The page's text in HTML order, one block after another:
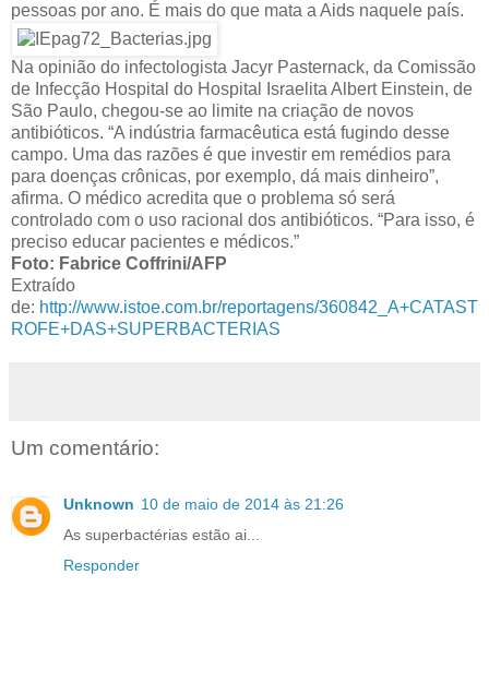
pessoas por ano. É mais do que mata a Aids naquele país.
Na opinião do infectologista Jacyr Pasternack, da Comissão
de Infecção Hospital do Hospital Israelita Albert Einstein, de
São Paulo, chegou-se ao limite na criação de novos
antibióticos. “A indústria farmacêutica está fugindo desse
campo. Uma das razões é que investir em remédios para
para doenças crônicas, por exemplo, dá mais dinheiro”,
afirma. O médico acredita que o problema só será
controlado com o uso racional dos antibióticos. “Para isso, é
preciso educar pacientes e médicos.”
Foto: Fabrice Coffrini/AFP
Extraído
de: http://www.istoe.com.br/reportagens/360842_A+CATAST
ROFE+DAS+SUPERBACTERIAS
Um comentário:
Unknown 10 de maio de 2014 às 21:26
As superbactérias estão ai...
Responder